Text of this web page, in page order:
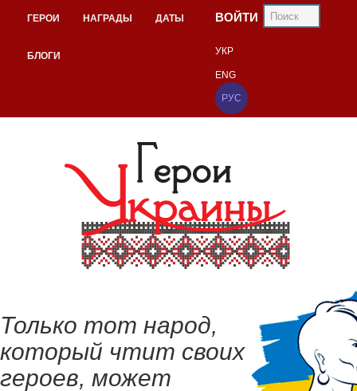
ГЕРОИ НАГРАДЫ ДАТЫ
БЛОГИ
ВОЙТИ
УКР
ENG
РУС
Только тот народ,
который чтит своих
героев, может